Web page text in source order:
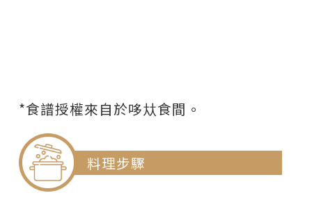
*食譜授權來自於哆夶食間。
料理步驟